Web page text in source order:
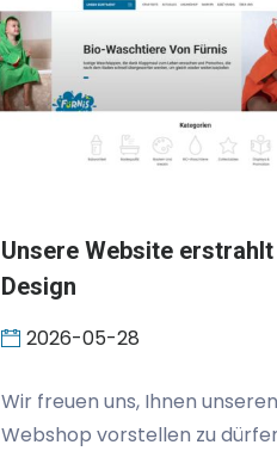
Unsere Website erstrahlt
Design
2026-05-28
Wir freuen uns, Ihnen
Webshop vorstellen zu